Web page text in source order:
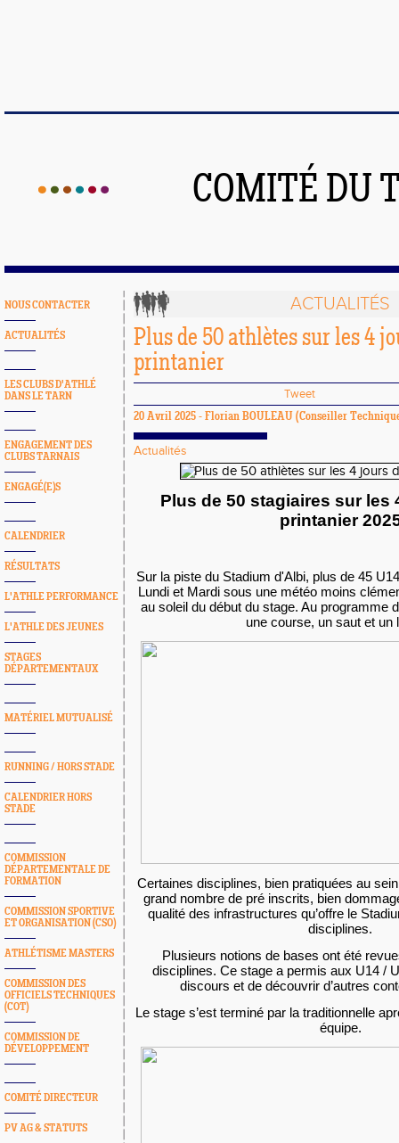
COMITÉ DU
NOUS CONTACTER
ACTUALITÉS
LES CLUBS D'ATHLÉ
DANS LE TARN
ENGAGEMENT DES
CLUBS TARNAIS
ENGAGÉ(E)S
CALENDRIER
RÉSULTATS
L'ATHLE PERFORMANCE
L'ATHLE DES JEUNES
STAGES
DÉPARTEMENTAUX
MATÉRIEL MUTUALISÉ
RUNNING / HORS STADE
CALENDRIER HORS
STADE
COMMISSION
DÉPARTEMENTALE DE
FORMATION
COMMISSION SPORTIVE
ET ORGANISATION (CSO)
ATHLÉTISME MASTERS
COMMISSION DES
OFFICIELS TECHNIQUES
(COT)
COMMISSION DE
DÉVELOPPEMENT
COMITÉ DIRECTEUR
PV AG & STATUTS
ACTUALITÉS
Plus de 50 athlètes sur les 4
printanier
Tweet
20 Avril 2025 - Florian BOULEAU (Conseiller
Actualités
Plus de 50 stagiaires sur les
printanier
Sur la piste du Stadium d'Albi, plus de 45
Lundi et Mardi sous une météo moins
au soleil du début du stage. Au programme
une course, un saut et un
Certaines disciplines, bien pratiquées au
grand nombre de pré inscrits, bien
qualité des infrastructures qu’offre le
disciplines.
Plusieurs notions de bases ont été
disciplines. Ce stage a permis aux U14 /
discours et de découvrir d’autres
Le stage s’est terminé par la traditionnelle
équipe.